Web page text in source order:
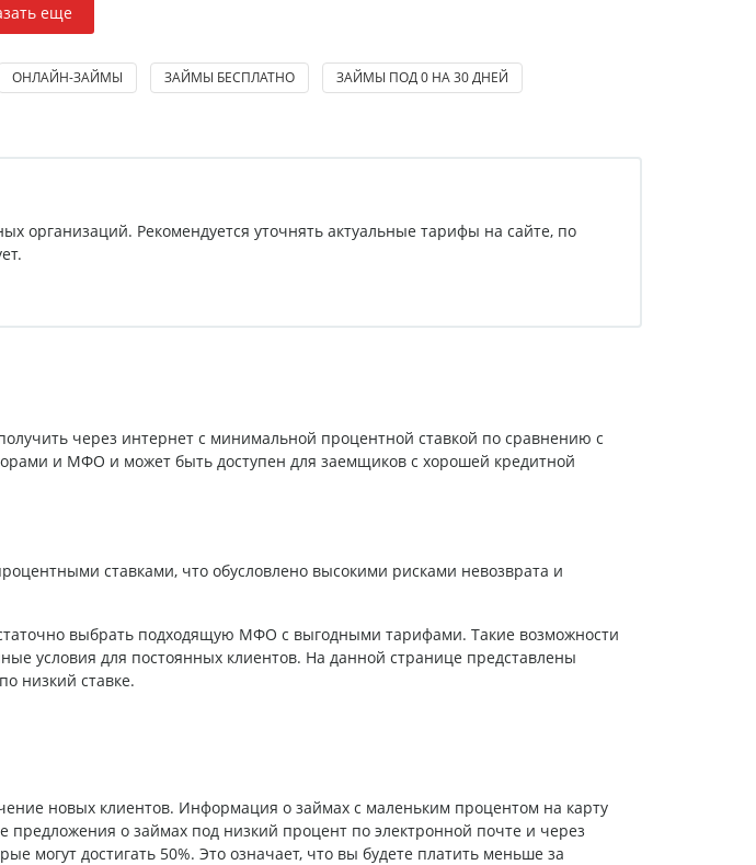
еще
ОНЛАЙН-ЗАЙМЫ ЗАЙМЫ БЕСПЛАТНО ЗАЙМЫ ПОД 0 НА 30 ДНЕЙ
организаций. Рекомендуется уточнять актуальные тарифы на сайте, по
через интернет с минимальной процентной ставкой по сравнению с
и МФО и может быть доступен для заемщиков с хорошей кредитной
ставками, что обусловлено высокими рисками невозврата и
выбрать подходящую МФО с выгодными тарифами. Такие возможности
условия для постоянных клиентов. На данной странице представлены
низкий ставке.
новых клиентов. Информация о займах с маленьким процентом на карту
предложения о займах под низкий процент по электронной почте и через
могут достигать 50%. Это означает, что вы будете платить меньше за